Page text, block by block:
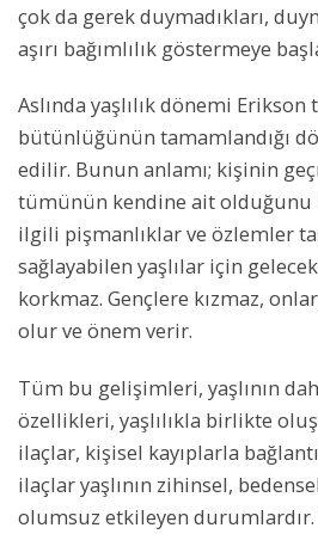
çok da gerek duymadıkları,
aşırı bağımlılık göstermeye
Aslında yaşlılık dönemi
bütünlüğünün tamamlandığı
edilir. Bunun anlamı; kişinin
tümünün kendine ait olduğunu
ilgili pişmanlıklar ve özlemler
sağlayabilen yaşlılar için
korkmaz. Gençlere kızmaz,
olur ve önem verir.
Tüm bu gelişimleri, yaşlının
özellikleri, yaşlılıkla birlikte
ilaçlar, kişisel kayıplarla
ilaçlar yaşlının zihinsel,
olumsuz etkileyen durumlardır.